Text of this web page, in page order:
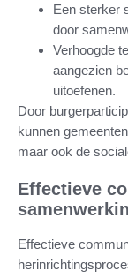
Een sterker
door
Verhoogde
aangezien
uitoefenen.
Door
kunnen
maar ook de
Effectieve
Effectieve